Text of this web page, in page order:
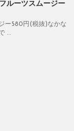
ルーツスムージー
ー580円(税抜)なかな
...